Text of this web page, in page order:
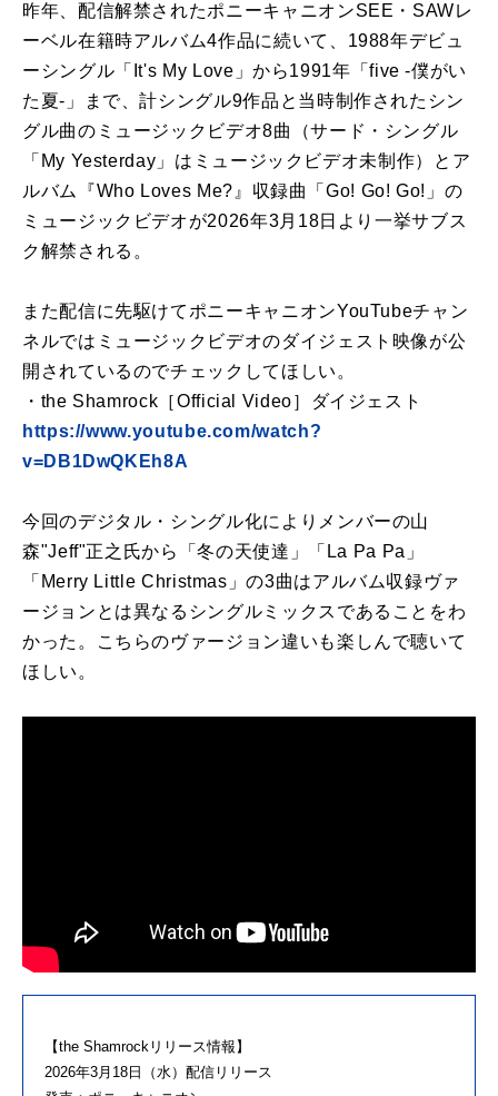
昨年、配信解禁されたポニーキャニオンSEE・SAWレ
ーベル在籍時アルバム4作品に続いて、1988年デビュ
ーシングル「It's My Love」から1991年「five -僕がい
た夏-」まで、計シングル9作品と当時制作されたシン
グル曲のミュージックビデオ8曲（サード・シングル
「My Yesterday」はミュージックビデオ未制作）とア
ルバム『Who Loves Me?』収録曲「Go! Go! Go!」の
ミュージックビデオが2026年3月18日より一挙サブス
ク解禁される。
また配信に先駆けてポニーキャニオンYouTubeチャン
ネルではミュージックビデオのダイジェスト映像が公
開されているのでチェックしてほしい。
・the Shamrock［Official Video］ダイジェスト
https://www.youtube.com/watch?
v=DB1DwQKEh8A
今回のデジタル・シングル化によりメンバーの山
森"Jeff"正之氏から「冬の天使達」「La Pa Pa」
「Merry Little Christmas」の3曲はアルバム収録ヴァ
ージョンとは異なるシングルミックスであることをわ
かった。こちらのヴァージョン違いも楽しんで聴いて
ほしい。
【the Shamrockリリース情報】
2026年3月18日（水）配信リリース